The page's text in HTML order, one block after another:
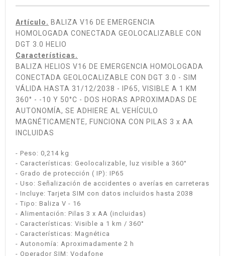
Artículo. BALIZA V16 DE EMERGENCIA
HOMOLOGADA CONECTADA GEOLOCALIZABLE CON
DGT 3.0 HELIO
Características.
BALIZA HELIOS V16 DE EMERGENCIA HOMOLOGADA
CONECTADA GEOLOCALIZABLE CON DGT 3.0 - SIM
VÁLIDA HASTA 31/12/2038 - IP65, VISIBLE A 1 KM
360° - -10 Y 50°C - DOS HORAS APROXIMADAS DE
AUTONOMÍA, SE ADHIERE AL VEHÍCULO
MAGNÉTICAMENTE, FUNCIONA CON PILAS 3 x AA
INCLUIDAS
- Peso: 0,214 kg
- Características: Geolocalizable, luz visible a 360°
- Grado de protección ( IP): IP65
- Uso: Señalización de accidentes o averías en carreteras
- Incluye: Tarjeta SIM con datos incluidos hasta 2038
- Tipo: Baliza V - 16
- Alimentación: Pilas 3 x AA (incluidas)
- Características: Visible a 1 km / 360°
- Características: Magnética
- Autonomía: Aproximadamente 2 h
- Operador SIM: Vodafone